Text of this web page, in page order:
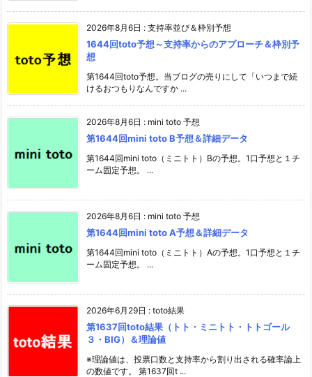
2026年8月6日 : 支持率並び＆枠別予想
1644回toto予想～支持率からのアプローチ＆枠別予
想
第1644回toto予想。当ブログの売りにして「いつまで続
けるおつもりなんですか ...
2026年8月6日 : mini toto 予想
第1644回mini toto B予想＆詳細データ
第1644回mini toto（ミニトト）Bの予想。1口予想と１チ
ーム固定予想。 ...
2026年8月6日 : mini toto 予想
第1644回mini toto A予想＆詳細データ
第1644回mini toto（ミニトト）Aの予想。1口予想と１チ
ーム固定予想。 ...
2026年6月29日 : toto結果
第1637回toto結果（トト・ミニトト・トトゴール
３・BIG）＆理論値
※理論値は、投票口数と支持率から割り出される確率論上
の数値です。 第1637回t ...